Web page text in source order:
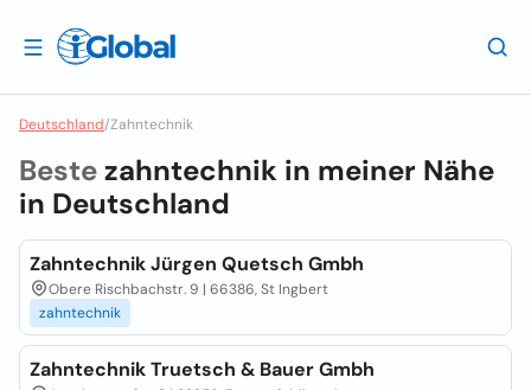
Deutschland/Zahntechnik
Bestezahntechnik in meiner Nähe
in Deutschland
Zahntechnik Jürgen Quetsch Gmbh
Obere Rischbachstr. 9 | 66386, St Ingbert
zahntechnik
Zahntechnik Truetsch & Bauer Gmbh